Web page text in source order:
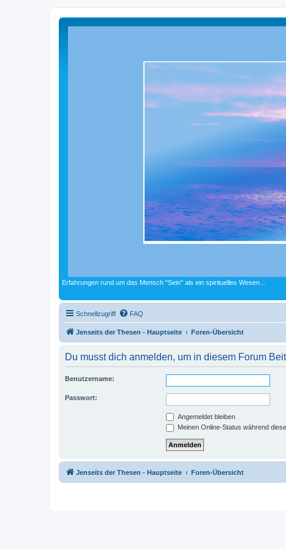
Erfahrungen rund um das Mensch "Sein" als ein spirituelles Wesen...
Schnellzugriff FAQ
Jenseits der Thesen - Hauptseite Foren-Übersicht
Du musst dich anmelden, um in diesem Forum
Benutzername:
Passwort:
Angemeldet bleiben
Meinen Online-Status während
Jenseits der Thesen - Hauptseite Foren-Übersicht